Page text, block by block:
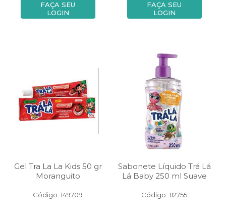
FAÇA SEU
LOGIN
FAÇA SEU
LOGIN
Gel Tra La La Kids 50 gr
Moranguito
Código: 149709
Sabonete Líquido Trá Lá
Lá Baby 250 ml Suave
Código: 112755